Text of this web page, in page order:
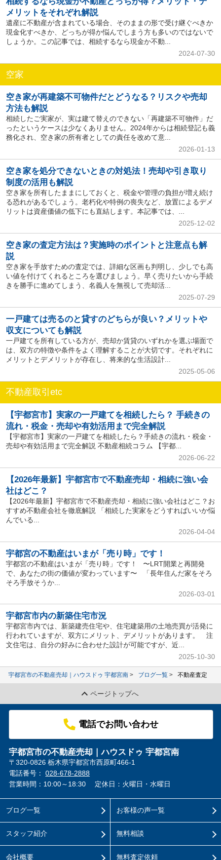
メリットをそれぞれ解説
遺産に不動産が含まれている場合、そのままの形で受け継ぐべきか
現金化すべきか、どっちが得か悩んでしまう方も多いのではないで
しょうか。この記事では、相続するなら現金か不動...
2024-07-30
空家
空き家が再建築不可物件だとどうなる？リスクや売却
方法も解説
相続したご実家が、実は建て替えのできない「再建築不可物件」だ
ったというケースは少なくありません。2024年からは相続登記も義
務化され、空き家の所有者としての責任を改めて意...
2026-01-13
空き家を処分できないときの対処法！売却や引き取り
制度の活用も解説
空き家を所有したままにしておくと、税金や管理の負担が増え続け
る恐れがあるでしょう。老朽化や特例の喪失など、放置によるデメ
リットは資産価値の低下にも直結します。本記事では、...
2025-12-02
空き家の査定方法は？実施時のポイントと注意点も解
説
空き家を手放すための査定では、詳細な区画も判明し、少しでも高
い値を付けてくれるところを選びましょう。早く売りたいから手続
きを勝手に進めてしまう、名義人を無視して売却活...
2025-07-29
一戸建ては売るのと貸すのどちらが良い？メリットや
収支についても解説
一戸建てを所有している方が、売却か賃貸のいずれかを選ぶ場面で
は、双方の特徴や条件をよく理解することが大切です。それぞれに
メリットとデメリットが存在し、将来的な生活設計...
2025-05-06
不動産取引etc
【宇都宮市】実家の一戸建てを相続したら？ 手続きの
流れ・税金・売却や有効活用まで完全解説
【宇都宮市】実家の一戸建てを相続したら？手続きの流れ・税金・
売却や有効活用まで完全解説 不動産相続コラム 【宇都...
2026-06-22
【2026年最新】宇都宮市で不動産売却・相続に強い会
社はどこ？
【2026年最新】宇都宮市で不動産売却・相続に強い会社はどこ？お
すすめ不動産会社を徹底解説 「相続した実家をどうすればいいか悩
んでいる...
2026-04-04
宇都宮の不動産はいまが「売り時」です！
宇都宮の不動産はいまが「売り時」です！ 〜LRT開業と再開発
で、あなたの街の価値が変わっています〜 「長年住んだ家をそろ
そろ手放そうか...
2026-03-01
宇都宮市内の新築住宅市況
宇都宮市内では、新築建売住宅や、住宅建築用の土地売買が活発に
行われていますが、双方にメリット、デメリットがあります。 注
文住宅は、自分の好みに合わせた設計が可能ですが、近...
2025-10-30
宇都宮市の不動産売却｜ハウスドゥ 宇都宮南 ブログ一覧 不動産査定
ページトップへ
電話でお問い合わせ
宇都宮市の不動産売却｜ハウスドゥ 宇都宮南
〒320-0826 栃木県宇都宮市西原町466-1
電話番号： 028-678-2888
営業時間：10:00～18:30
定休日：火曜日・水曜日
ブログ一覧
スタッフ紹介
会社概要
お客様の声一覧
無料相談
無料査定依頼